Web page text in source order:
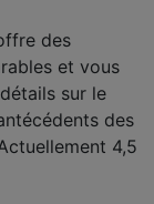
des
et vous
sur le
des
4,5